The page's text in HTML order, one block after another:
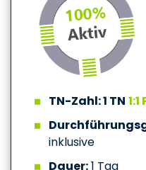
TN-Zahl: 1 TN
inklusive
Dauer:1 Tag